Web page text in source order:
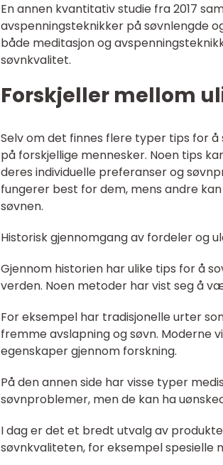
En annen kvantitativ studie fra 2017
avspenningsteknikker på søvnlengde
både meditasjon og
søvnkvalitet.
Forskjeller mellom
Selv om det finnes flere typer tips for
på forskjellige mennesker. Noen tips
deres individuelle preferanser og
fungerer best for dem, mens andre
søvnen.
Historisk gjennomgang av fordeler og
Gjennom historien har ulike tips for å
verden. Noen metoder har vist seg å
For eksempel har tradisjonelle urter
fremme avslapning og søvn. Moderne
egenskaper gjennom forskning.
På den annen side har visse typer
søvnproblemer, men de kan ha
I dag er det et bredt utvalg av
søvnkvaliteten, for eksempel spesielle